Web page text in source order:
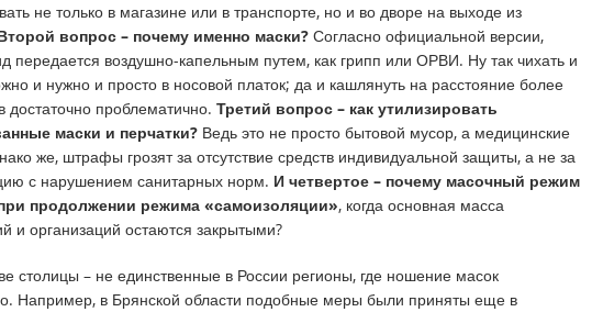
не только в магазине или в транспорте, но и во дворе на выходе из
вопрос – почему именно маски? Согласно официальной версии,
передается воздушно-капельным путем, как грипп или ОРВИ. Ну так чихать и
и нужно и просто в носовой платок; да и кашлянуть на расстояние более
достаточно проблематично. Третий вопрос – как утилизировать
маски и перчатки? Ведь это не просто бытовой мусор, а медицинские
же, штрафы грозят за отсутствие средств индивидуальной защиты, а не за
с нарушением санитарных норм. И четвертое – почему масочный режим
продолжении режима «самоизоляции», когда основная масса
и организаций остаются закрытыми?
столицы – не единственные в России регионы, где ношение масок
Например, в Брянской области подобные меры были приняты еще в